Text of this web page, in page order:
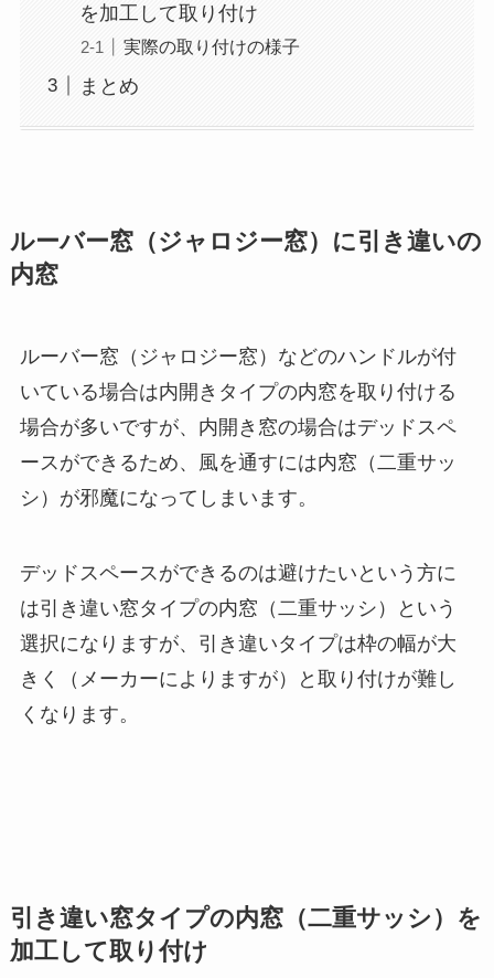
を加工して取り付け
実際の取り付けの様子
まとめ
ルーバー窓（ジャロジー窓）に引き違いの
内窓
ルーバー窓（ジャロジー窓）などのハンドルが付
いている場合は内開きタイプの内窓を取り付ける
場合が多いですが、内開き窓の場合はデッドスペ
ースができるため、風を通すには内窓（二重サッ
シ）が邪魔になってしまいます。
デッドスペースができるのは避けたいという方に
は引き違い窓タイプの内窓（二重サッシ）という
選択になりますが、引き違いタイプは枠の幅が大
きく（メーカーによりますが）と取り付けが難し
くなります。
引き違い窓タイプの内窓（二重サッシ）を
加工して取り付け